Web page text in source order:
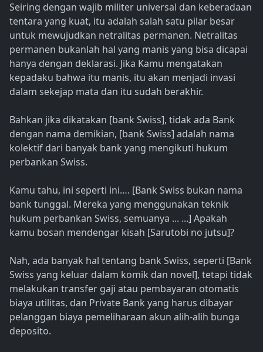
Seiring dengan wajib militer universal dan keberadaan
tentara yang kuat, itu adalah salah satu pilar besar
untuk mewujudkan netralitas permanen. Netralitas
permanen bukanlah hal yang manis yang bisa dicapai
hanya dengan deklarasi. Jika Kamu mengatakan
kepadaku bahwa itu manis, itu akan menjadi invasi
dalam sekejap mata dan itu sudah berakhir.
Bahkan jika dikatakan [bank Swiss], tidak ada Bank
dengan nama demikian, [bank Swiss] adalah nama
kolektif dari banyak bank yang mengikuti hukum
perbankan Swiss.
Kamu tahu, ini seperti ini…. [Bank Swiss bukan nama
bank tunggal. Mereka yang menggunakan teknik
hukum perbankan Swiss, semuanya ... ...] Apakah
kamu bosan mendengar kisah [Sarutobi no jutsu]?
Nah, ada banyak hal tentang bank Swiss, seperti [Bank
Swiss yang keluar dalam komik dan novel], tetapi tidak
melakukan transfer gaji atau pembayaran otomatis
biaya utilitas, dan Private Bank yang harus dibayar
pelanggan biaya pemeliharaan akun alih-alih bunga
deposito.